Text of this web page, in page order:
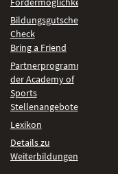
Bildungsgutschein
Check
Bring a Friend
Partnerprogramm
der Academy of
Sports
Stellenangebote
Lexikon
Details zu
Weiterbildungen